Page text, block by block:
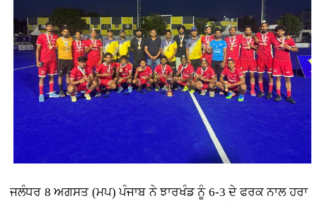
ਜਲੰਧਰ 8 ਅਗਸਤ (ਮਪ) ਪੰਜਾਬ ਨੇ ਝਾਰਖੰਡ ਨੂੰ 6-3 ਦੇ ਫਰਕ ਨਾਲ ਹਰਾ